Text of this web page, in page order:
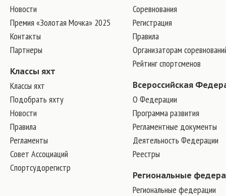
Новости
Премия «Золотая Мочка» 2025
Контакты
Партнеры
Классы яхт
Классы яхт
Подобрать яхту
Новости
Правила
Регламенты
Совет Ассоциаций
Спортсудорегистр
Соревнования
Регистрация
Правила
Организаторам
Рейтинг спортсменов
Всероссийская
О Федерации
Программа развития
Регламентные документы
Деятельность Федерации
Реестры
Региональные
Региональные федерации